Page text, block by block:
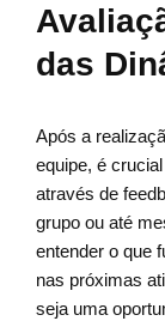
das
Após a
equipe, é
através de
grupo ou até
entender o que
nas próximas
seja uma